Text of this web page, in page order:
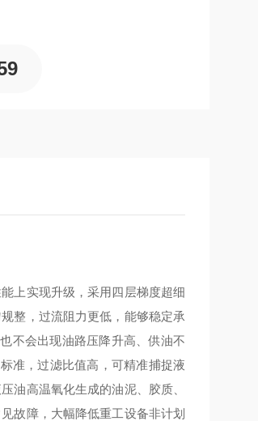
上实现升级，采用四层梯度超细
整，过流阻力更低，能够稳定承
不会出现油路压降升高、供油不
准，过滤比值高，可精准捕捉液
油高温氧化生成的油泥、胶质、
故障，大幅降低重工设备非计划